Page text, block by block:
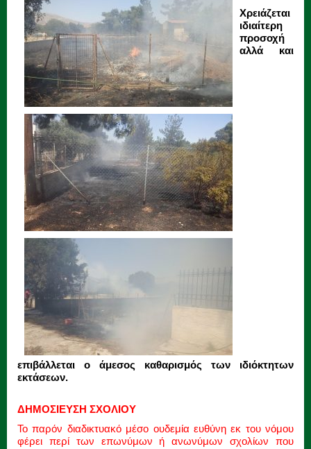
Χρειάζεται
ιδιαίτερη
προσοχή
αλλά και
επιβάλλεται ο άμεσος καθαρισμός των ιδιόκτητων
εκτάσεων.
ΔΗΜΟΣΙΕΥΣΗ ΣΧΟΛΙΟΥ
Το παρόν διαδικτυακό μέσο ουδεμία ευθύνη εκ του νόμου
φέρει περί των επωνύμων ή ανωνύμων σχολίων που